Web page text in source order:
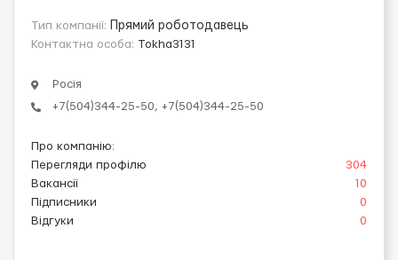
Тип компанії:
Прямий роботодавець
Контактна особа: Tokha3131
Росія
+7(504)344-25-50, +7(504)344-25-50
Про компанію:
Перегляди профілю
304
Вакансії
10
Підписники
0
Відгуки
0